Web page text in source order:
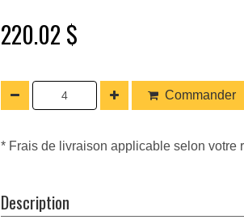
220.02 $
Commander
* Frais de livraison applicable selon votre
Description